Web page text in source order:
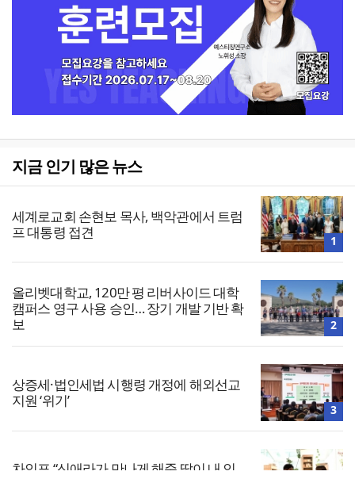
지금 인기 많은 뉴스
세계로교회 손현보 목사, 백악관에서 트럼
프 대통령 접견
1
올리벳대학교, 120만 평 리버사이드 대학
캠퍼스 영구 사용 승인… 장기 개발 기반 확
보
2
상증세·법인세법 시행령 개정에 해외선교
지원 ‘위기’
3
차인표 “신애라가 만나게 해준 딸이 내 인